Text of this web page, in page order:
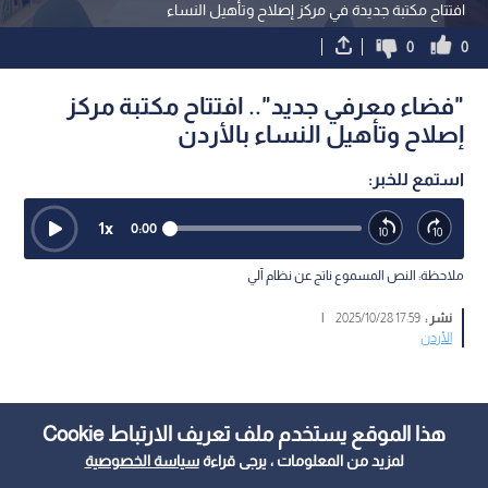
هذا الموقع يستخدم ملف تعريف الارتباط Cookie
لمزيد من المعلومات ، يرجى قراءةسياسة الخصوصية
افتتاح مكتبة جديدة في مركز إصلاح وتأهيل النساء
0
0
"فضاء معرفي جديد".. افتتاح مكتبة مركز
إصلاح وتأهيل النساء بالأردن
استمع للخبر:
0:00
1x
ملاحظة: النص المسموع ناتج عن نظام آلي
نشر :17:59 2025/10/28
|
الأردن